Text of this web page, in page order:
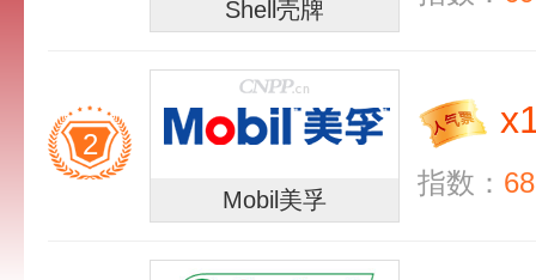
Shell壳牌
2
Mobil美孚
x
指数：